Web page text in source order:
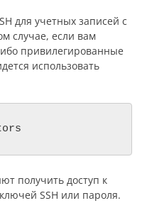
для учетных записей с
случае, если вам
привилегированные
использовать
получить доступ к
SSH или пароля.